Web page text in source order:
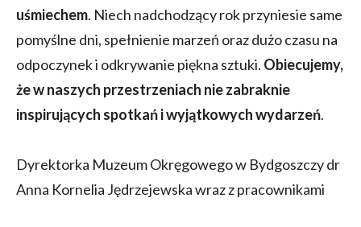
uśmiechem. Niech nadchodzący rok przyniesie same
pomyślne dni, spełnienie marzeń oraz dużo czasu na
odpoczynek i odkrywanie piękna sztuki. Obiecujemy,
że w naszych przestrzeniach nie zabraknie
inspirujących spotkań i wyjątkowych wydarzeń.
Dyrektorka Muzeum Okręgowego w Bydgoszczy dr
Anna Kornelia Jędrzejewska wraz z pracownikami